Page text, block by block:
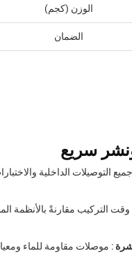
الوزن (كجم)
الضمان
جميع التوصيلات الداخلية
: موصلات مقاومة للماء